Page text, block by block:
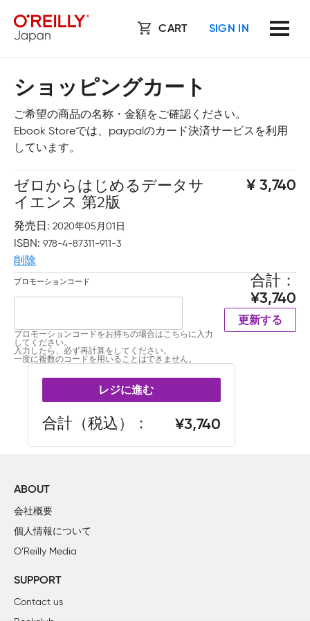
CART SIGN IN
ショッピングカート
ご希望の商品の名称・金額をご確認ください。
Ebook Storeでは、paypalのカード決済サービスを利用
しています。
ゼロからはじめるデータサ
イエンス 第2版
発売日 2020年05月01日
ISBN 978-4-87311-911-3
削除
3,740
プロモーションコード
プロモーションコードをお持ちの場合はこちらに入力
してください。
入力したら、必ず再計算をしてください。
一度に複数のコードを用いることはできません。
合計
3,740
更新する
レジに進む
合計（税込） 3,740
ABOUT
会社概要
個人情報について
O’Reilly Media
SUPPORT
Contact us